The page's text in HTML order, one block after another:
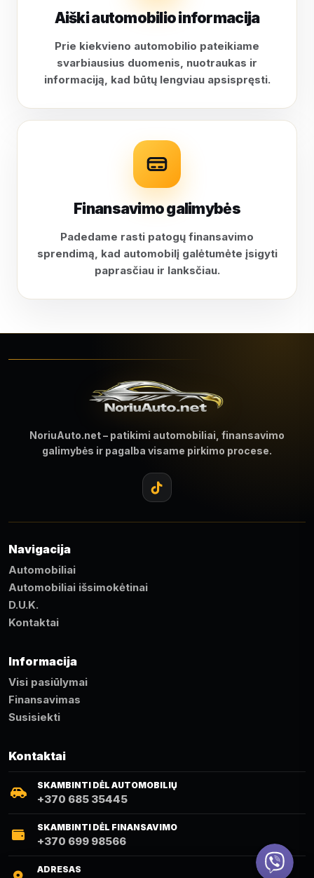
Aiški automobilio informacija
Prie kiekvieno automobilio pateikiame
svarbiausius duomenis, nuotraukas ir
informaciją, kad būtų lengviau apsispręsti.
Finansavimo galimybės
Padedame rasti patogų finansavimo
sprendimą, kad automobilį galėtumėte įsigyti
paprasčiau ir lanksčiau.
NoriuAuto.net – patikimi automobiliai, finansavimo
galimybės ir pagalba visame pirkimo procese.
Navigacija
Automobiliai
Automobiliai išsimokėtinai
D.U.K.
Kontaktai
Informacija
Visi pasiūlymai
Finansavimas
Susisiekti
Kontaktai
SKAMBINTI DĖL AUTOMOBILIŲ
+370 685 35445
SKAMBINTI DĖL FINANSAVIMO
+370 699 98566
ADRESAS
Viber